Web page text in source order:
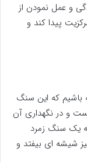
و عمل نمودن از
پیدا کند و
توجه داشته باشیم که این سنگ
و در نگهداری آن
یک سنگ زمرد
شیشه ای بیفتد و